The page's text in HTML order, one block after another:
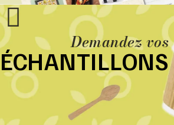
Demandez vos
ÉCHANTILLONS